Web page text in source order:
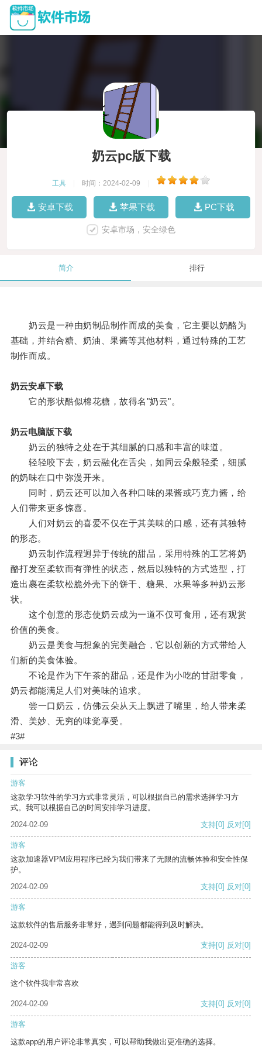
奶云pc版下载
工具 时间：2024-02-09
安卓下载 苹果下载 PC下载
安卓市场，安全绿色
简介 排行
奶云是一种由奶制品制作而成的美食，它主要以奶酪为
基础，并结合糖、奶油、果酱等其他材料，通过特殊的工艺
制作而成。
奶云安卓下载
它的形状酷似棉花糖，故得名"奶云"。
奶云电脑版下载
奶云的独特之处在于其细腻的口感和丰富的味道。
轻轻咬下去，奶云融化在舌尖，如同云朵般轻柔，细腻
的奶味在口中弥漫开来。
同时，奶云还可以加入各种口味的果酱或巧克力酱，给
人们带来更多惊喜。
人们对奶云的喜爱不仅在于其美味的口感，还有其独特
的形态。
奶云制作流程迥异于传统的甜品，采用特殊的工艺将奶
酪打发至柔软而有弹性的状态，然后以独特的方式造型，打
造出裹在柔软松脆外壳下的饼干、糖果、水果等多种奶云形
状。
这个创意的形态使奶云成为一道不仅可食用，还有观赏
价值的美食。
奶云是美食与想象的完美融合，它以创新的方式带给人
们新的美食体验。
不论是作为下午茶的甜品，还是作为小吃的甘甜零食，
奶云都能满足人们对美味的追求。
尝一口奶云，仿佛云朵从天上飘进了嘴里，给人带来柔
滑、美妙、无穷的味觉享受。
#3#
评论
游客
这款学习软件的学习方式非常灵活，可以根据自己的需求选择学习方
式。我可以根据自己的时间安排学习进度。
2024-02-09
支持[0] 反对[0]
游客
这款加速器VPM应用程序已经为我们带来了无限的流畅体验和安全性保
护。
2024-02-09
支持[0] 反对[0]
游客
这款软件的售后服务非常好，遇到问题都能得到及时解决。
2024-02-09 支持[0] 反对[0]
游客
这个软件我非常喜欢
2024-02-09 支持[0] 反对[0]
游客
这款app的用户评论非常真实，可以帮助我做出更准确的选择。